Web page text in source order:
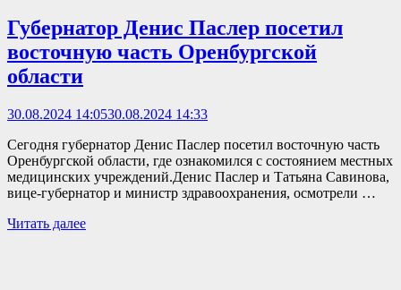
Губернатор Денис Паслер посетил
восточную часть Оренбургской
области
30.08.2024 14:0530.08.2024 14:33
Сегодня губернатор Денис Паслер посетил восточную часть
Оренбургской области, где ознакомился с состоянием местных
медицинских учреждений.Денис Паслер и Татьяна Савинова,
вице-губернатор и министр здравоохранения, осмотрели …
Читать далее